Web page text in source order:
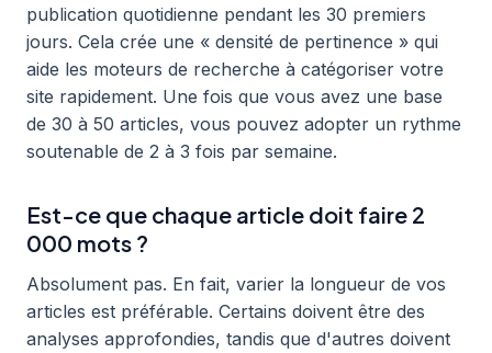
publication quotidienne pendant les 30 premiers
jours. Cela crée une « densité de pertinence » qui
aide les moteurs de recherche à catégoriser votre
site rapidement. Une fois que vous avez une base
de 30 à 50 articles, vous pouvez adopter un rythme
soutenable de 2 à 3 fois par semaine.
Est-ce que chaque article doit faire 2
000 mots ?
Absolument pas. En fait, varier la longueur de vos
articles est préférable. Certains doivent être des
analyses approfondies, tandis que d'autres doivent